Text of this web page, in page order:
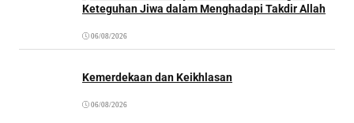
Keteguhan Jiwa dalam Menghadapi Takdir Allah
06/08/2026
Kemerdekaan dan Keikhlasan
06/08/2026